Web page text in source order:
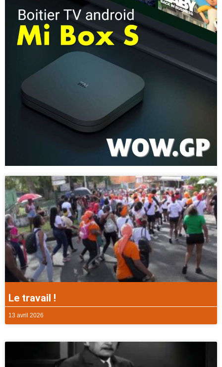
Le travail !
13 avril 2026